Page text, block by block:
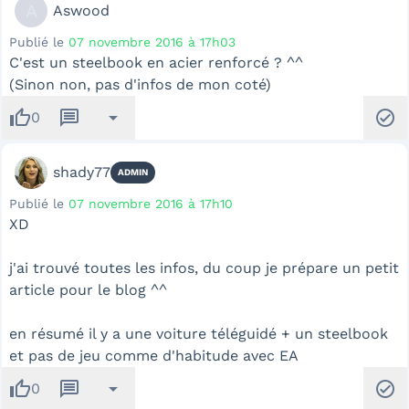
Aswood
Publié le 07 novembre 2016 à 17h03
C'est un steelbook en acier renforcé ? ^^
(Sinon non, pas d'infos de mon coté)
thumb_up0 message arrow_drop_down check_circle
shady77 ADMIN
Publié le 07 novembre 2016 à 17h10
XD
j'ai trouvé toutes les infos, du coup je prépare un petit
article pour le blog ^^
en résumé il y a une voiture téléguidé + un steelbook
et pas de jeu comme d'habitude avec EA
thumb_up0 message arrow_drop_down check_circle